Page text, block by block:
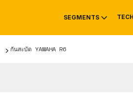
SEGMENTS TECH
กันสะบัด YAMAHA R6